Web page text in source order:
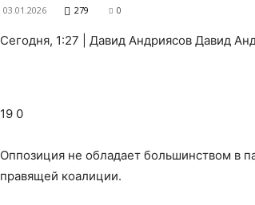
03.01.2026 279 0
Сегодня, 1:27 | Давид Андриясов Давид
19 0
Оппозиция не обладает большинством в
правящей коалиции.